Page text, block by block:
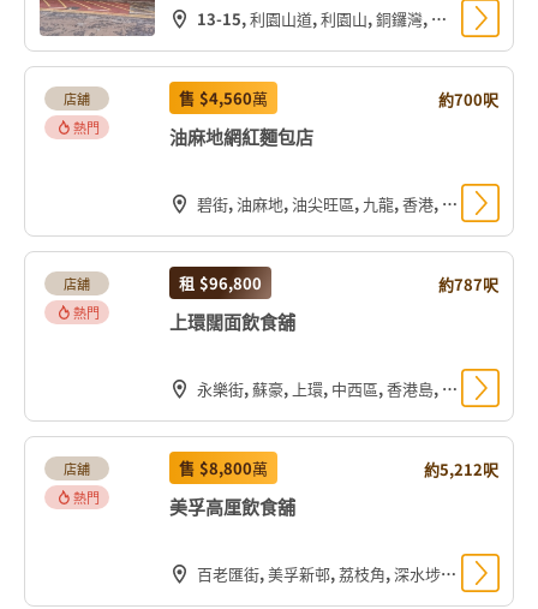
13-15, 利園山道, 利園山, 銅鑼灣, 灣仔區, 香港島, 香港, 中国
店舖
熱門
售 $4,560萬 約700呎
油麻地網紅麵包店
碧街, 油麻地, 油尖旺區, 九龍, 香港, 中国
店舖
熱門
租 $96,800 約787呎
上環闊面飲食舖
永樂街, 蘇豪, 上環, 中西區, 香港島, 香港, 中国
店舖
熱門
售 $8,800萬 約5,212呎
美孚高厘飲食舖
百老匯街, 美孚新邨, 荔枝角, 深水埗區, 九龍, 香港, 中国